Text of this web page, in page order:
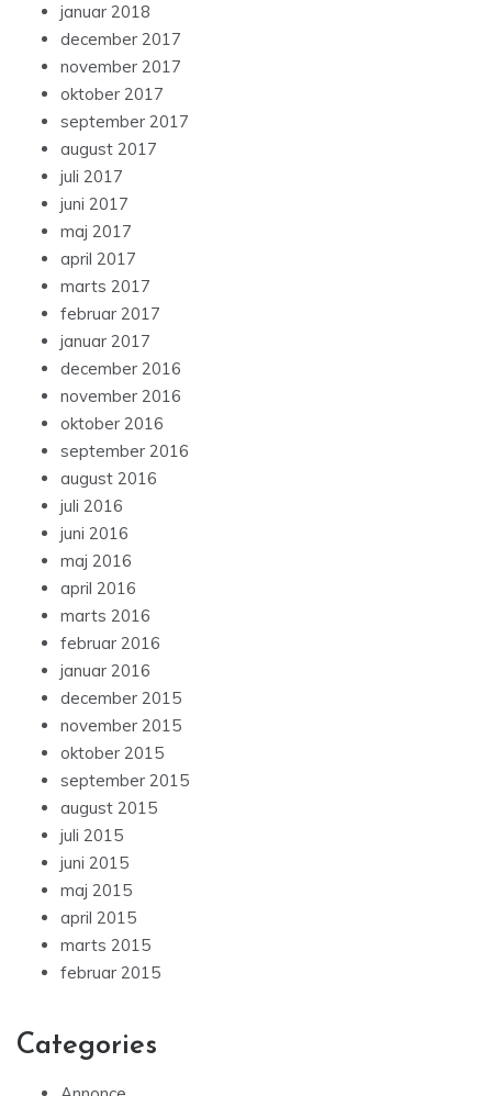
januar 2018
december 2017
november 2017
oktober 2017
september 2017
august 2017
juli 2017
juni 2017
maj 2017
april 2017
marts 2017
februar 2017
januar 2017
december 2016
november 2016
oktober 2016
september 2016
august 2016
juli 2016
juni 2016
maj 2016
april 2016
marts 2016
februar 2016
januar 2016
december 2015
november 2015
oktober 2015
september 2015
august 2015
juli 2015
juni 2015
maj 2015
april 2015
marts 2015
februar 2015
Categories